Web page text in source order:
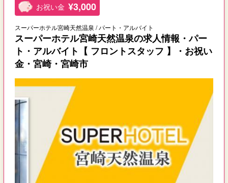
お祝い金 ¥3,000
スーパーホテル宮崎天然温泉 / パート・アルバイト
スーパーホテル宮崎天然温泉の求人情報・パー
ト・アルバイト【 フロントスタッフ 】・お祝い
金・宮崎・宮崎市